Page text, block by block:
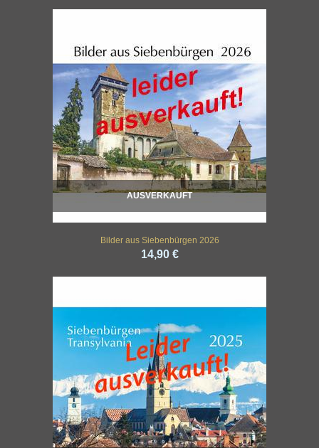
AUSVERKAUFT
Bilder aus Siebenbürgen 2026
14,90 €